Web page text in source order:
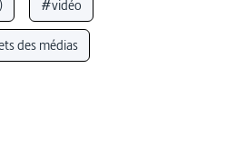
#vidéo
des médias